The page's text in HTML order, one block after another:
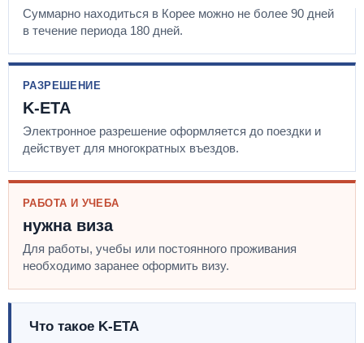
Суммарно находиться в Корее можно не более 90 дней
в течение периода 180 дней.
РАЗРЕШЕНИЕ
K-ETA
Электронное разрешение оформляется до поездки и
действует для многократных въездов.
РАБОТА И УЧЕБА
нужна виза
Для работы, учебы или постоянного проживания
необходимо заранее оформить визу.
Что такое K-ETA